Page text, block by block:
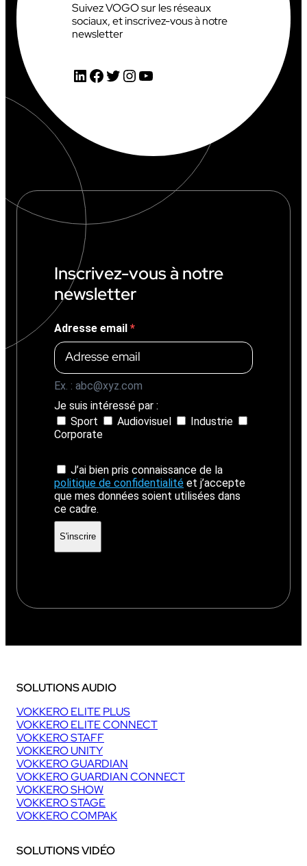
Suivez VOGO sur les réseaux
sociaux, et inscrivez-vous à notre
newsletter
LinkedIn Facebook Twitter InstagramYouTube
Inscrivez-vous à notre
newsletter
Adresse email
Ex. : abc@xyz.com
Je suis intéressé par :
Sport
Audiovisuel
Industrie
Corporate
J’ai bien pris connaissance de la
politique de confidentialité et j’accepte
que mes données soient utilisées dans
ce cadre.
SOLUTIONS AUDIO
VOKKERO ELITE PLUS
VOKKERO ELITE CONNECT
VOKKERO STAFF
VOKKERO UNITY
VOKKERO GUARDIAN
VOKKERO GUARDIAN CONNECT
VOKKERO SHOW
VOKKERO STAGE
VOKKERO COMPAK
SOLUTIONS VIDÉO